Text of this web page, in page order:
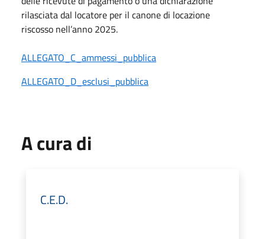
rilasciata dal locatore per il canone di locazione
riscosso nell’anno 2025.
ALLEGATO_C_ammessi_pubblica
ALLEGATO_D_esclusi_pubblica
A cura di
C.E.D.